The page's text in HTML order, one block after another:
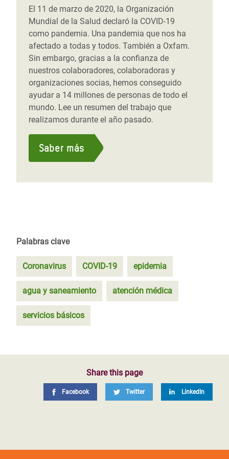
El 11 de marzo de 2020, la Organización
Mundial de la Salud declaró la COVID-19
como pandemia. Una pandemia que nos ha
afectado a todas y todos. También a Oxfam.
Sin embargo, gracias a la confianza de
nuestros colaboradores, colaboradoras y
organizaciones socias, hemos conseguido
ayudar a 14 millones de personas de todo el
mundo. Lee un resumen del trabajo que
realizamos durante el año pasado.
Saber más
Palabras clave
Coronavirus COVID-19 epidemia
agua y saneamiento atención médica
servicios básicos
Share this page
Facebook Twitter LinkedIn